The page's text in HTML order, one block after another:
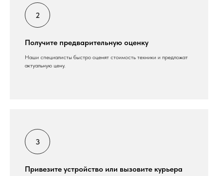
Получите предварительную оценку
Наши специалисты быстро оценят стоимость техники и предложат
актуальную цену.
Привезите устройство или вызовите курьера